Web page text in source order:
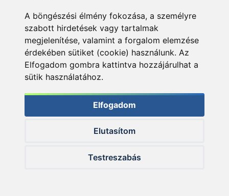
A böngészési élmény fokozása, a személyre
szabott hirdetések vagy tartalmak
megjelenítése, valamint a forgalom elemzése
érdekében sütiket (cookie) használunk. Az
Elfogadom gombra kattintva hozzájárulhat a
sütik használatához.
Elfogadom
Elutasítom
Testreszabás